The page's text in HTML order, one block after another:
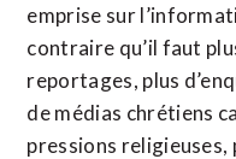
emprise sur
contraire qu’il faut
reportages, plus
de médias chrétiens
pressions